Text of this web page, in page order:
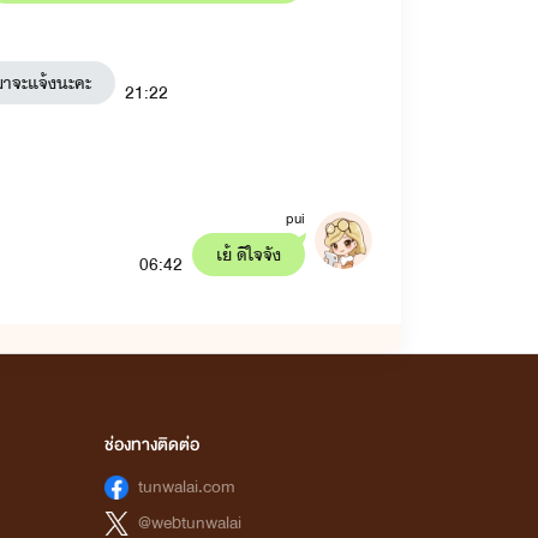
21:22
จะแจ้งนะคะ
pui
06:42 เย้​ ดีใจจัง
ช่องทางติดต่อ
tunwalai.com
@webtunwalai